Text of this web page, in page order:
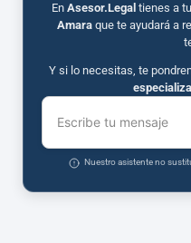
En Asesor.Legal tienes a
Amaraque te ayudará a
Y si lo necesitas, te
Escribe tu mensaje
Nuestro asistente no